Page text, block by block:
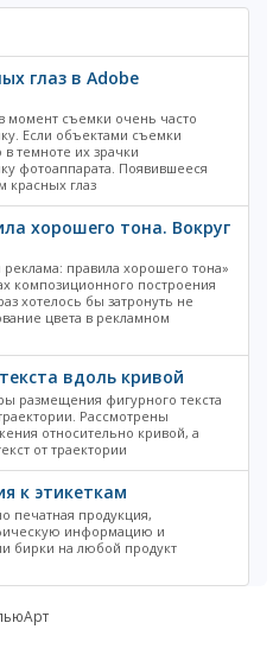
глаз в Adobe
момент съемки очень часто
Если объектами съемки
темноте их зрачки
фотоаппарата. Появившееся
красных глаз
хорошего тона. Вокруг
правила хорошего тона»
композиционного построения
хотелось бы затронуть не
цвета в рекламном
вдоль кривой
размещения фигурного текста
Рассмотрены
относительно кривой, а
от траектории
к этикеткам
печатная продукция,
информацию и
бирки на любой продукт